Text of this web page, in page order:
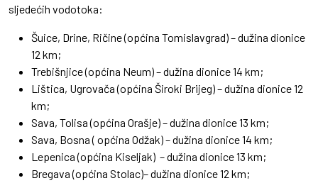
sljedećih vodotoka:
Šuice, Drine, Ričine (općina Tomislavgrad) – dužina dionice
12 km;
Trebišnjice (općina Neum) – dužina dionice 14 km;
Lištica, Ugrovača (općina Široki Brijeg) – dužina dionice 12
km;
Sava, Tolisa (općina Orašje) – dužina dionice 13 km;
Sava, Bosna ( općina Odžak) – dužina dionice 14 km;
Lepenica (općina Kiseljak) – dužina dionice 13 km;
Bregava (općina Stolac)– dužina dionice 12 km;